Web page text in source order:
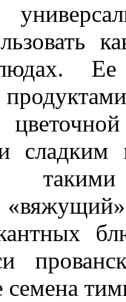
сладким
семена